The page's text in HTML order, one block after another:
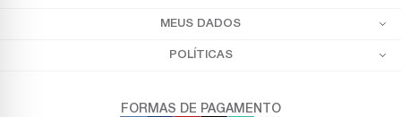
MEUS DADOS
POLÍTICAS
FORMAS DE PAGAMENTO